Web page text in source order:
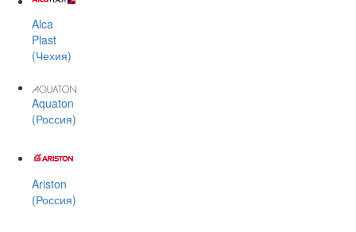
Alca
Plast
(Чехия)
Aquaton
(Россия)
Ariston
(Россия)